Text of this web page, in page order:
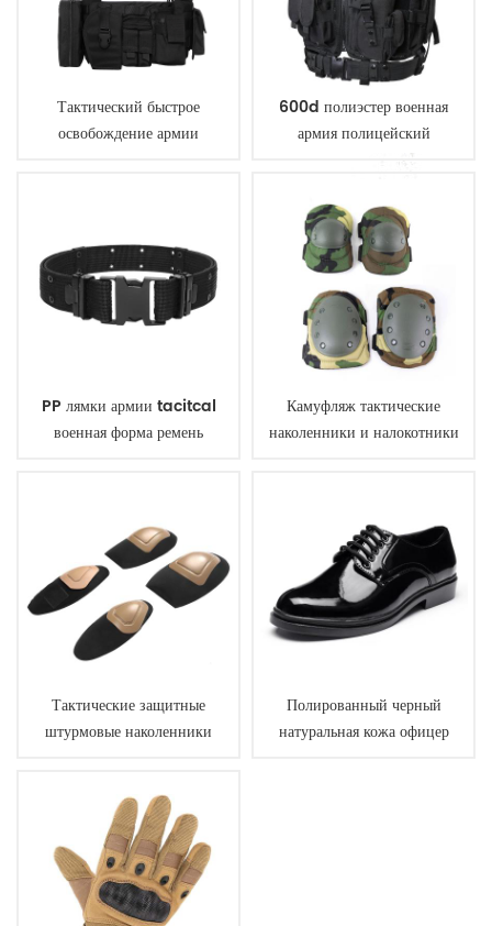
Тактический быстрое
освобождение армии
600d полиэстер военная
армия полицейский
PP лямки армии tacitcal
военная форма ремень
Камуфляж тактические
наколенники и налокотники
Тактические защитные
штурмовые наколенники
Полированный черный
натуральная кожа офицер